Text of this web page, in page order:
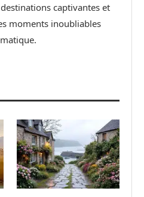
captivantes et
moments inoubliables